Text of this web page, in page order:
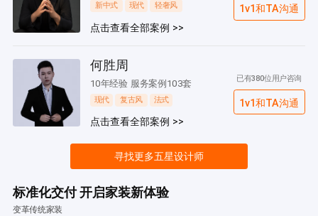
新中式 现代 轻奢风
点击查看全部案例 >>
1v1和TA沟通
何胜周
10年经验 服务案例103套
现代 复古风 法式
点击查看全部案例 >>
已有380位用户咨询
1v1和TA沟通
寻找更多五星设计师
标准化交付 开启家装新体验
变革传统家装